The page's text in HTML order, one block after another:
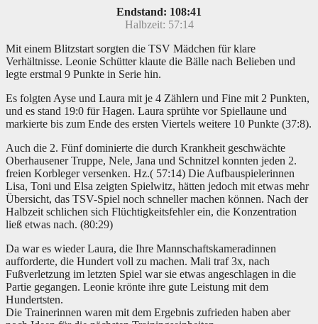
Endstand: 108:41
Halbzeit: 57:14
Mit einem Blitzstart sorgten die TSV Mädchen für klare
Verhältnisse. Leonie Schütter klaute die Bälle nach Belieben und
legte erstmal 9 Punkte in Serie hin.
Es folgten Ayse und Laura mit je 4 Zählern und Fine mit 2 Punkten,
und es stand 19:0 für Hagen. Laura sprühte vor Spiellaune und
markierte bis zum Ende des ersten Viertels weitere 10 Punkte (37:8).
Auch die 2. Fünf dominierte die durch Krankheit geschwächte
Oberhausener Truppe, Nele, Jana und Schnitzel konnten jeden 2.
freien Korbleger versenken. Hz.( 57:14) Die Aufbauspielerinnen
Lisa, Toni und Elsa zeigten Spielwitz, hätten jedoch mit etwas mehr
Übersicht, das TSV-Spiel noch schneller machen können. Nach der
Halbzeit schlichen sich Flüchtigkeitsfehler ein, die Konzentration
ließ etwas nach. (80:29)
Da war es wieder Laura, die Ihre Mannschaftskameradinnen
aufforderte, die Hundert voll zu machen. Mali traf 3x, nach
Fußverletzung im letzten Spiel war sie etwas angeschlagen in die
Partie gegangen. Leonie krönte ihre gute Leistung mit dem
Hundertsten.
Die Trainerinnen waren mit dem Ergebnis zufrieden haben aber